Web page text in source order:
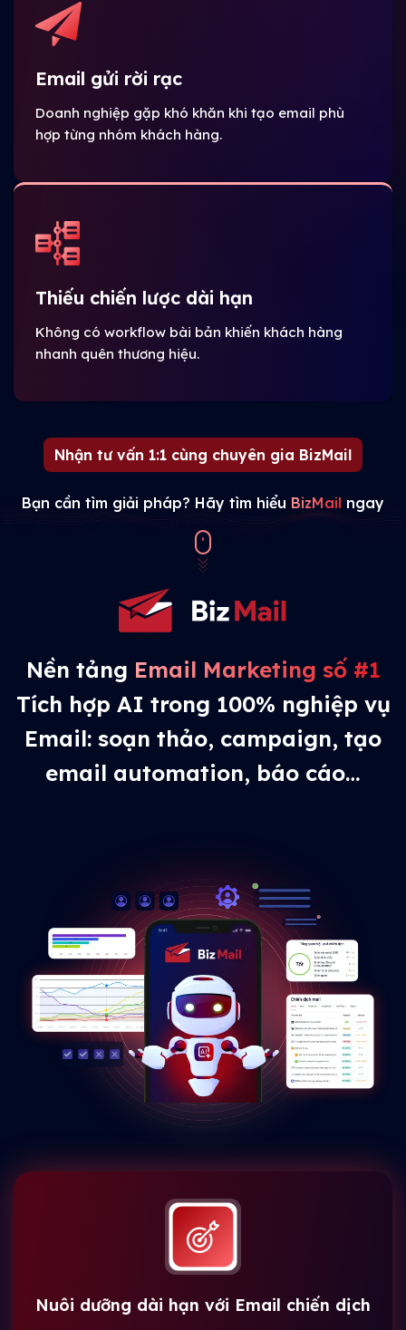
Email gửi rời rạc
Doanh nghiệp gặp khó khăn khi tạo email phù
hợp từng nhóm khách hàng.
Thiếu chiến lược dài hạn
Không có workflow bài bản khiến khách hàng
nhanh quên thương hiệu.
Nhận tư vấn 1:1 cùng chuyên gia BizMail
Bạn cần tìm giải pháp? Hãy tìm hiểu BizMail ngay
Nền tảng Email Marketing số #1
Tích hợp AI trong 100% nghiệp vụ
Email: soạn thảo, campaign, tạo
email automation, báo cáo…
Nuôi dưỡng dài hạn với Email chiến dịch